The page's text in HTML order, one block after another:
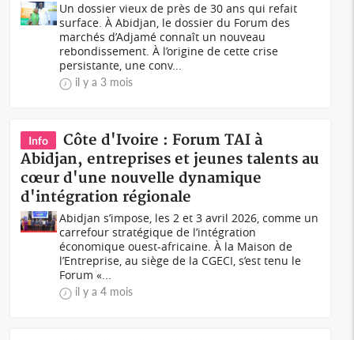
Un dossier vieux de près de 30 ans qui refait
surface. À Abidjan, le dossier du Forum des
marchés d’Adjamé connaît un nouveau
rebondissement. À l’origine de cette crise
persistante, une conv...
il y a 3 mois
Info
Côte d'Ivoire : Forum TAI à
Abidjan, entreprises et jeunes talents au
cœur d'une nouvelle dynamique
d'intégration régionale
Abidjan s’impose, les 2 et 3 avril 2026, comme un
carrefour stratégique de l’intégration
économique ouest-africaine. À la Maison de
l’Entreprise, au siège de la CGECI, s’est tenu le
Forum «...
il y a 4 mois